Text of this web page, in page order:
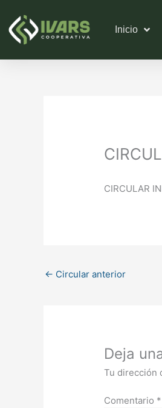
contenido
Inicio
CIRCULAR
← Circular anterior
Deja
Tu dirección
Comentario *